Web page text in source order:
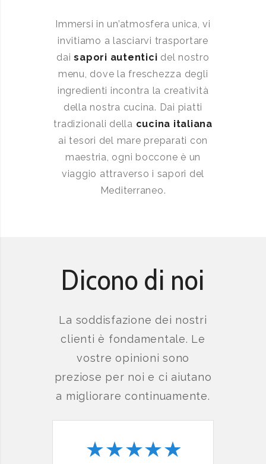
Immersi in un’atmosfera unica, vi
invitiamo a lasciarvi trasportare
daisapori autentici del nostro
menu, dove la freschezza degli
ingredienti incontra la creatività
della nostra cucina. Dai piatti
tradizionali della cucina italiana
ai tesori del mare preparati con
maestria, ogni boccone è un
viaggio attraverso i sapori del
Mediterraneo.
Dicono di noi
La soddisfazione dei nostri
clienti è fondamentale. Le
vostre opinioni sono
preziose per noi e ci aiutano
a migliorare continuamente.